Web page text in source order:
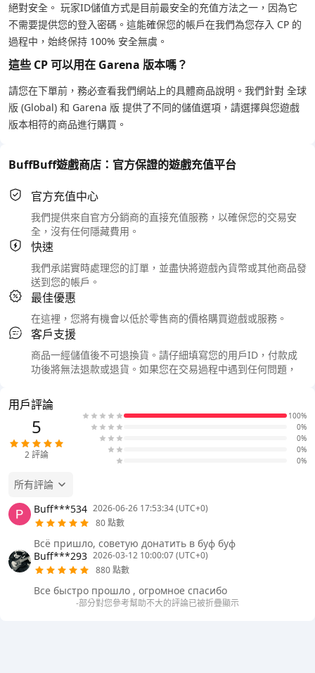
絕對安全。 玩家ID儲值方式是目前最安全的充值方法之一，因為它
不需要提供您的登入密碼。這能確保您的帳戶在我們為您存入 CP 的
過程中，始終保持 100% 安全無虞。
這些 CP 可以用在 Garena 版本嗎？
請您在下單前，務必查看我們網站上的具體商品說明。我們針對 全球
版 (Global) 和 Garena 版 提供了不同的儲值選項，請選擇與您遊戲
版本相符的商品進行購買。
BuffBuff遊戲商店：官方保證的遊戲充值平台
官方充值中心
我們提供來自官方分銷商的直接充值服務，以確保您的交易安
全，沒有任何隱藏費用。
快速
我們承諾實時處理您的訂單，並盡快將遊戲內貨幣或其他商品發
送到您的帳戶。
最佳優惠
在這裡，您將有機會以低於零售商的價格購買遊戲或服務。
客戶支援
商品一經儲值後不可退換貨。請仔細填寫您的用戶ID，付款成
功後將無法退款或退貨。如果您在交易過程中遇到任何問題，
用戶評論
5
2評論
100%
0%
0%
0%
0%
所有評論
Buff***534 2026-06-26 17:53:34 (UTC+0)
80 點數
Всё пришло, советую донатить в буф буф
Buff***293 2026-03-12 10:00:07 (UTC+0)
880 點數
Все быстро прошло , огромное спасибо
-部分對您參考幫助不大的評論已被折疊顯示